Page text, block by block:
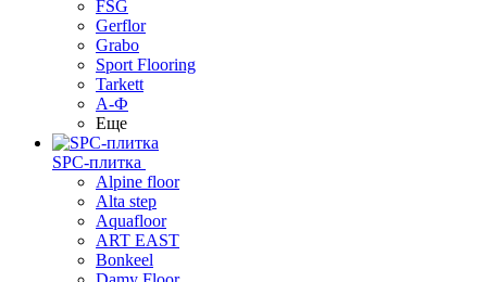
FSG
Gerflor
Grabo
Sport Flooring
Tarkett
А-Ф
Еще
SPC-плитка
Alpine floor
Alta step
Aquafloor
ART EAST
Bonkeel